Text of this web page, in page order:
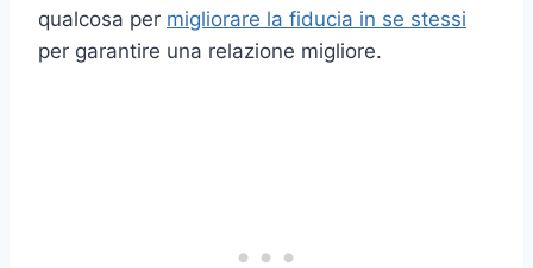
qualcosa per migliorare la fiducia in se stessi
per garantire una relazione migliore.